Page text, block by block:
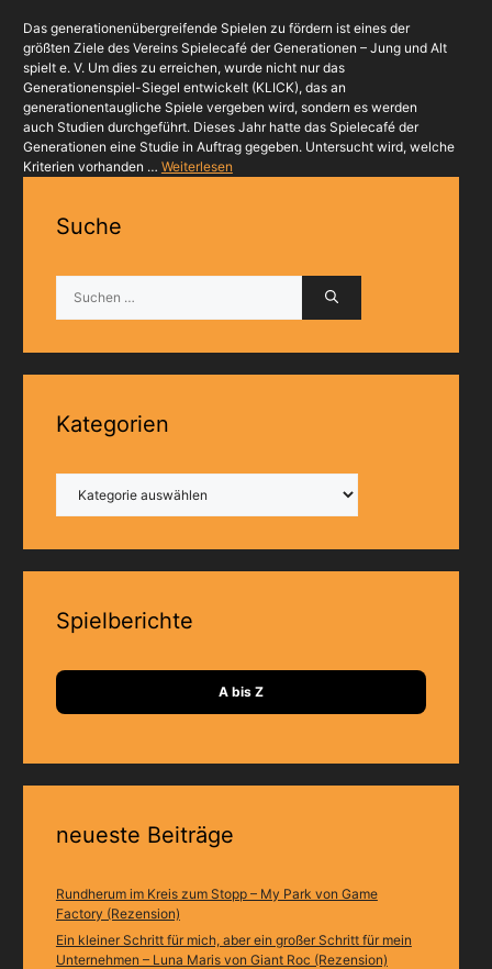
Das generationenübergreifende Spielen zu fördern ist eines der
größten Ziele des Vereins Spielecafé der Generationen – Jung und Alt
spielt e. V. Um dies zu erreichen, wurde nicht nur das
Generationenspiel-Siegel entwickelt (KLICK), das an
generationentaugliche Spiele vergeben wird, sondern es werden
auch Studien durchgeführt. Dieses Jahr hatte das Spielecafé der
Generationen eine Studie in Auftrag gegeben. Untersucht wird, welche
Kriterien vorhanden … Weiterlesen
Suche
nach:
Kategorien
Spielberichte
A bis Z
neueste Beiträge
Rundherum im Kreis zum Stopp – My Park von Game
Factory (Rezension)
Ein kleiner Schritt für mich, aber ein großer Schritt für mein
Unternehmen – Luna Maris von Giant Roc (Rezension)